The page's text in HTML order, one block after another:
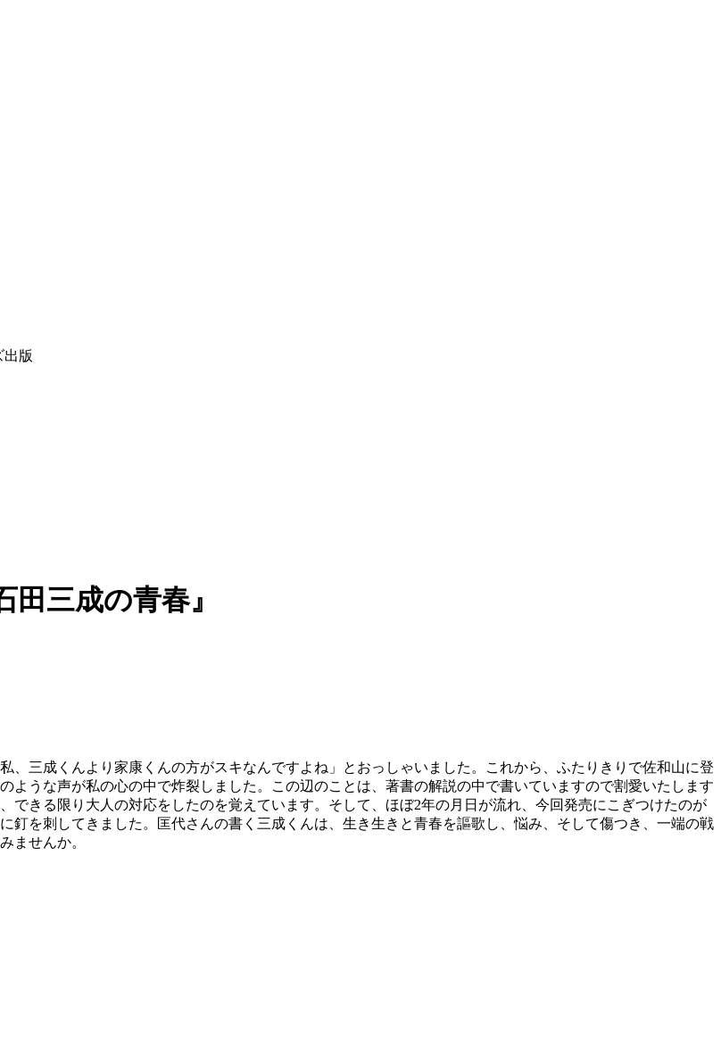
版
田三成の青春』
三成くんより家康くんの方がスキなんですよね」とおっしゃいました。これから、ふたりきりで佐和山に登
ような声が私の心の中で炸裂しました。この辺のことは、著書の解説の中で書いていますので割愛いたします
できる限り大人の対応をしたのを覚えています。そして、ほぼ2年の月日が流れ、今回発売にこぎつけたのが
釘を刺してきました。匡代さんの書く三成くんは、生き生きと青春を謳歌し、悩み、そして傷つき、一端の戦
ませんか。